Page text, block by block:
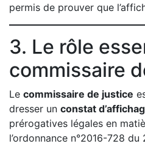
permis de prouver que
3. Le rôle
commissaire
Le commissaire de justice
dresser un constat
prérogatives légales en
l’ordonnance n°2016-728 du